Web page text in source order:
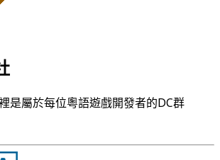
是屬於每位粵語遊戲開發者的DC群